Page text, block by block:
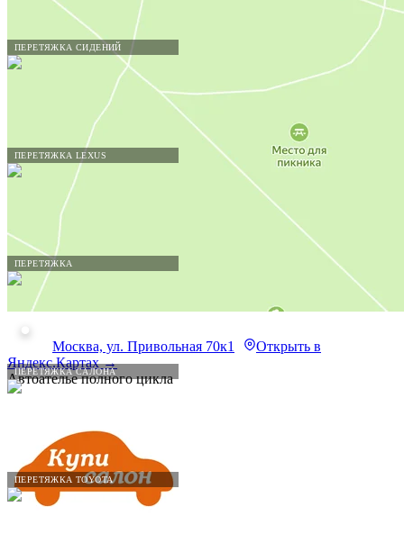
ПЕРЕТЯЖКА СИДЕНИЙ
ПЕРЕТЯЖКА LEXUS
ПЕРЕТЯЖКА
ПЕРЕТЯЖКА САЛОНА
ПЕРЕТЯЖКА TOYOTA
Москва, ул. Привольная 70к1
Открыть в
Яндекс.Картах →
Автоателье полного цикла